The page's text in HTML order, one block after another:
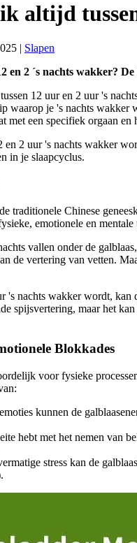
altijd
| Slapen
2 ´s nachts wakker?
12 uur en 2 uur 's
waarop je 's nachts
met een specifiek orgaan en
en 2 uur 's nachts wakker
in je slaapcyclus.
traditionele Chinese
emotionele en mentale
vallen onder de
de vertering van vetten.
's nachts wakker wordt,
spijsvertering, maar het
Blokkades
voor fysieke
kunnen de
hebt met het nemen van
stress kan de